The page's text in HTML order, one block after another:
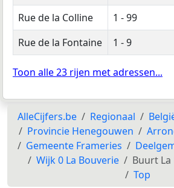
Rue de la Colline 1 - 99
Rue de la Fontaine
1 - 9
Toon alle 23 rijen met adressen...
AlleCijfers.be Regionaal
Provincie Henegouwen
Gemeente Frameries
Wijk 0 La Bouverie
Buurt
Top